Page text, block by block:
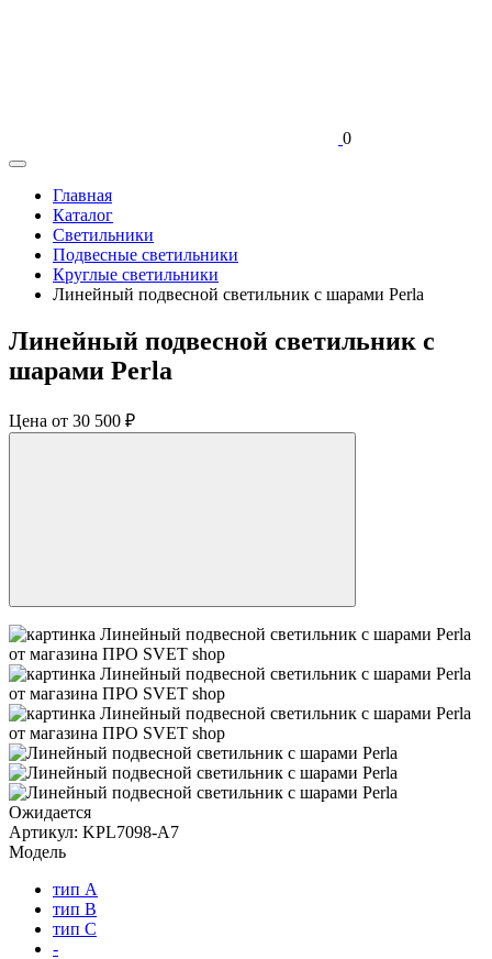
0
Главная
Каталог
Светильники
Подвесные светильники
Круглые светильники
Линейный подвесной светильник с шарами Perla
Линейный подвесной светильник с
шарами Perla
Цена от 30 500 ₽
Ожидается
Артикул: KPL7098-A7
Модель
тип A
тип B
тип C
-